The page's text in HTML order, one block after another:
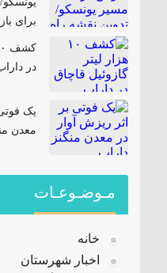
برای
در
یک
معدن
مـوضـوعـات
خانه
اخبار شهرستان